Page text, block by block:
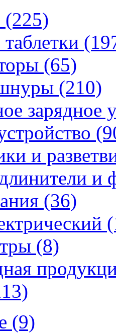
(225)
(65)
(210)
зарядное
и
и
(36)
(8)
(9)